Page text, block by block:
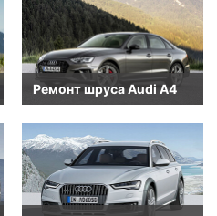
Ремонт шруса Audi A4